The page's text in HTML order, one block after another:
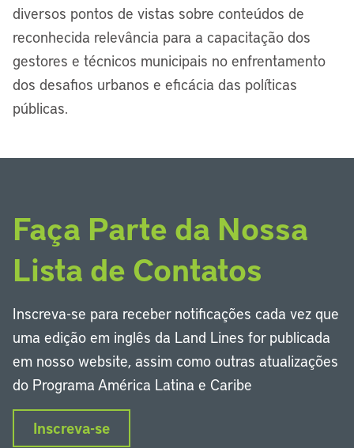
diversos pontos de vistas sobre conteúdos de
reconhecida relevância para a capacitação dos
gestores e técnicos municipais no enfrentamento
dos desafios urbanos e eficácia das políticas
públicas.
Faça Parte da Nossa
Lista de Contatos
Inscreva-se para receber notificações cada vez que
uma edição em inglês da Land Lines for publicada
em nosso website, assim como outras atualizações
do Programa América Latina e Caribe
Inscreva-se